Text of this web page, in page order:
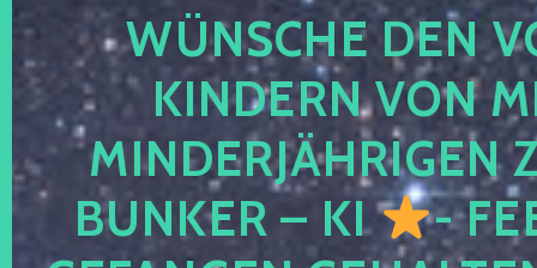
WÜNSCHE DEN
KINDERN VON
MINDERJÄHRIGEN
BUNKER – KI
-